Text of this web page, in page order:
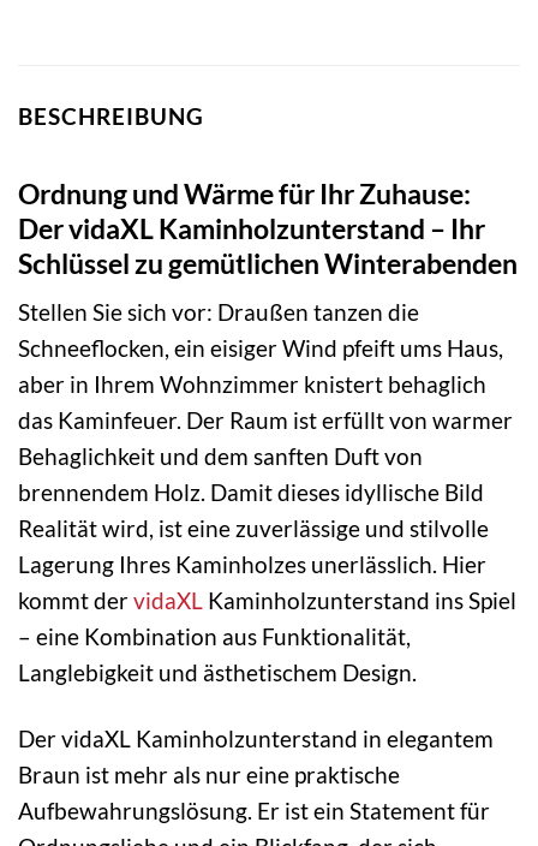
BESCHREIBUNG
Ordnung und Wärme für Ihr Zuhause:
Der vidaXL Kaminholzunterstand – Ihr
Schlüssel zu gemütlichen Winterabenden
Stellen Sie sich vor: Draußen tanzen die
Schneeflocken, ein eisiger Wind pfeift ums Haus,
aber in Ihrem Wohnzimmer knistert behaglich
das Kaminfeuer. Der Raum ist erfüllt von warmer
Behaglichkeit und dem sanften Duft von
brennendem Holz. Damit dieses idyllische Bild
Realität wird, ist eine zuverlässige und stilvolle
Lagerung Ihres Kaminholzes unerlässlich. Hier
kommt dervidaXL Kaminholzunterstand ins Spiel
– eine Kombination aus Funktionalität,
Langlebigkeit und ästhetischem Design.
Der vidaXL Kaminholzunterstand in elegantem
Braun ist mehr als nur eine praktische
Aufbewahrungslösung. Er ist ein Statement für